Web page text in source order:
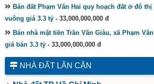
Bán đất Phạm Văn Hai quy hoạch đất ở đô
vuông giá 3.3 tỷ - 33,000,000,000 đ
Bán nhà mặt tiền Trần Văn Giàu, xã Phạm
giá bán 3.3 tỷ - 33,000,000,000 đ
NHÀ ĐẤT LÂN CẬN